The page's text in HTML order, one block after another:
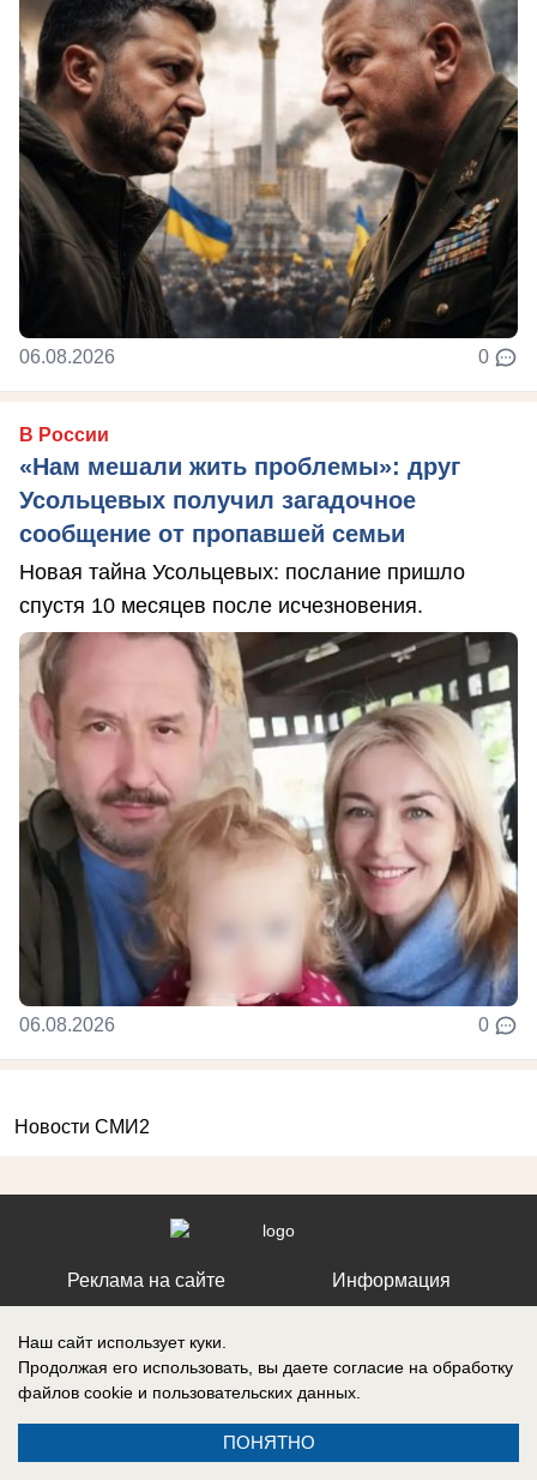
06.08.2026 0
В России
«Нам мешали жить проблемы»: друг
Усольцевых получил загадочное
сообщение от пропавшей семьи
Новая тайна Усольцевых: послание пришло
спустя 10 месяцев после исчезновения.
06.08.2026 0
Новости СМИ2
Реклама на сайте
Информация
Запись о регистрации СМИ: ЭЛ № ФС 77 – 86242, выдано
Федеральной службой по надзору в сфере связи, информационных
Наш сайт использует куки.
Продолжая его использовать, вы даете согласие на обработку
файлов cookie и пользовательских данных.
ПОНЯТНО